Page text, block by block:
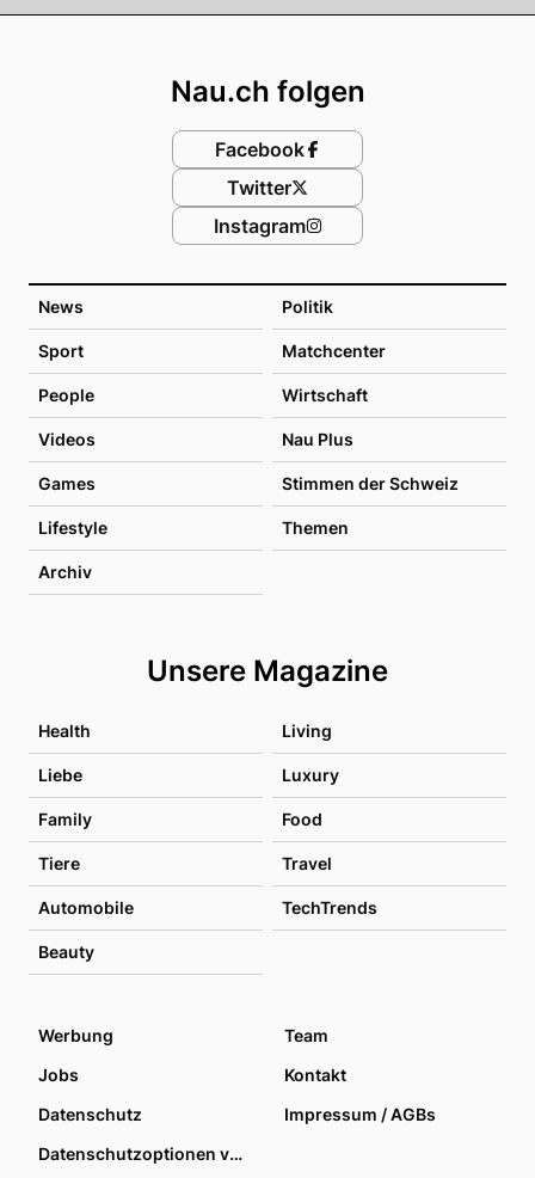
News Politik
Sport Matchcenter
People Wirtschaft
Videos Nau Plus
Games Stimmen der Schweiz
Lifestyle Themen
Archiv
Unsere Magazine
Health Living
Liebe Luxury
Family Food
Tiere Travel
Automobile TechTrends
Beauty
Nau.ch folgen
Facebook
Twitter
Instagram
Werbung
Team
Jobs
Kontakt
Datenschutz
Impressum / AGBs
Datenschutzoptionen verwalten